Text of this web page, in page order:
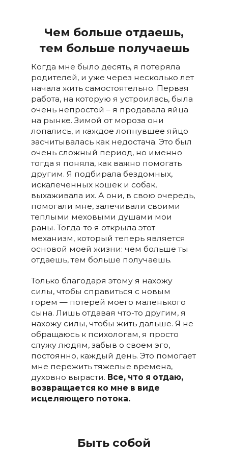
Чем больше отдаешь,
тем больше получаешь
Когда мне было десять, я потеряла
родителей, и уже через несколько лет
начала жить самостоятельно. Первая
работа, на которую я устроилась, была
очень непростой – я продавала яйца
на рынке. Зимой от мороза они
лопались, и каждое лопнувшее яйцо
засчитывалась как недостача. Это был
очень сложный период, но именно
тогда я поняла, как важно помогать
другим. Я подбирала бездомных,
искалеченных кошек и собак,
выхаживала их. А они, в свою очередь,
помогали мне, залечивали своими
теплыми меховыми душами мои
раны. Тогда-то я открыла этот
механизм, который теперь является
основой моей жизни: чем больше ты
отдаешь, тем больше получаешь.
Только благодаря этому я нахожу
силы, чтобы справиться с новым
горем — потерей моего маленького
сына. Лишь отдавая что-то другим, я
нахожу силы, чтобы жить дальше. Я не
обращаюсь к психологам, я просто
служу людям, забыв о своем эго,
постоянно, каждый день. Это помогает
мне пережить тяжелые времена,
духовно вырасти. Все, что я отдаю,
возвращается ко мне в виде
исцеляющего потока.
Быть собой